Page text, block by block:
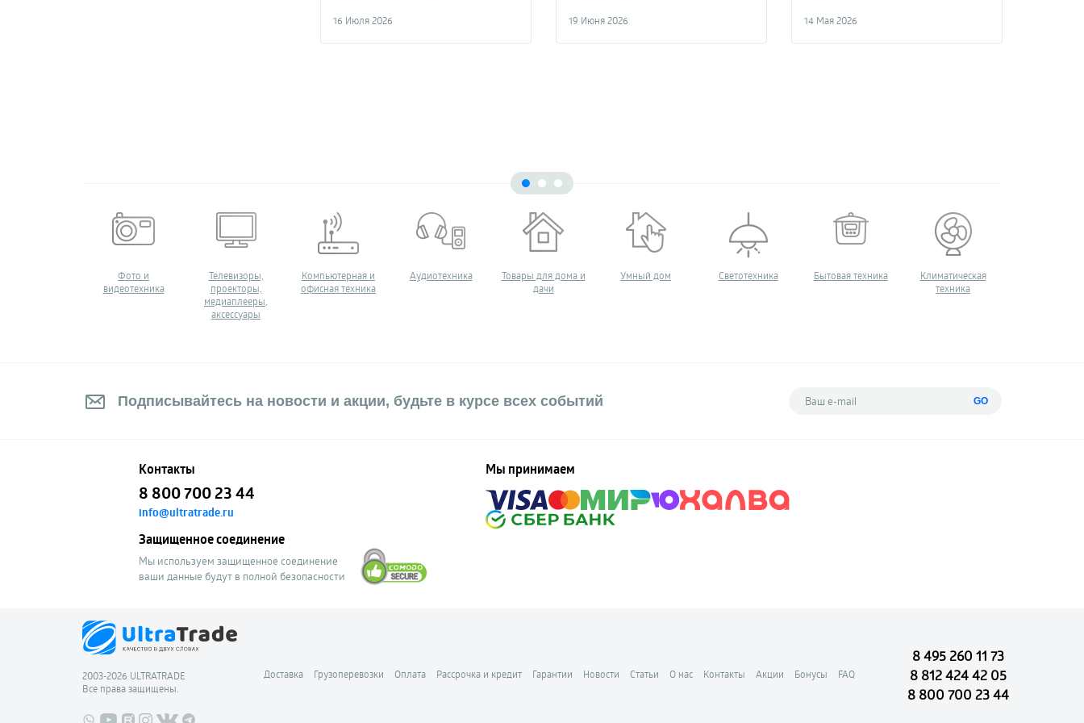
16 Июля 2026 19 Июня 2026 14 Мая 2026
Фото и
видеотехника
Телевизоры,
проекторы,
медиаплееры,
аксессуары
Компьютерная и
офисная техника
Аудиотехника
Товары для дома и
дачи
Умный дом Светотехника Бытовая техника
Климатическая
техника
Подписывайтесь на новости и акции, будьте в курсе всех событий GO
Контакты
8 800 700 23 44
info@ultratrade.ru
Защищенное соединение
Мы используем защищенное соединение
ваши данные будут в полной безопасности
Мы принимаем
Доставка Грузоперевозки Оплата Рассрочка и кредит Гарантии Новости Статьи О нас Контакты Акции Бонусы FAQ
8 495 260 11 73
8 812 424 42 05
8 800 700 23 44
2003-2026 ULTRATRADE
Все права защищены.